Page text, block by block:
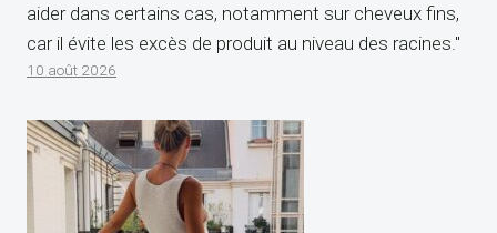
aider dans certains cas, notamment sur cheveux fins,
car il évite les excès de produit au niveau des racines."
10 août 2026